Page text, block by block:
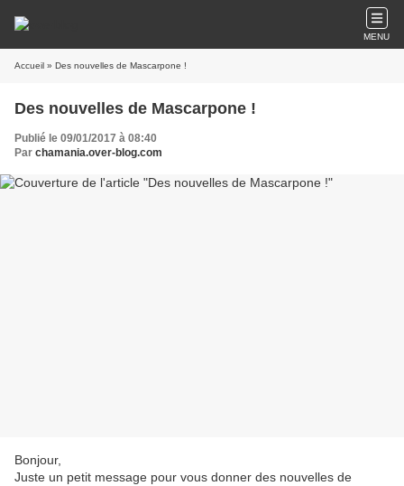
MENU
Accueil » Des nouvelles de Mascarpone !
Des nouvelles de Mascarpone !
Publié le 09/01/2017 à 08:40
Par chamania.over-blog.com
Bonjour,
Juste un petit message pour vous donner des nouvelles de